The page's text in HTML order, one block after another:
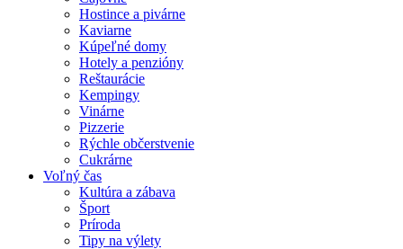
Hostince a pivárne
Kaviarne
Kúpeľné domy
Hotely a penzióny
Reštaurácie
Kempingy
Vinárne
Pizzerie
Rýchle občerstvenie
Cukrárne
Voľný čas
Kultúra a zábava
Šport
Príroda
Tipy na výlety